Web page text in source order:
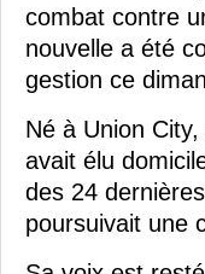
combat contre
nouvelle a été
gestion ce
Né à Union
avait élu
des 24
poursuivait une